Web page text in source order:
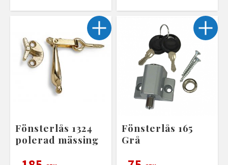
Fönsterlås 1324
polerad mässing
Fönsterlås 165
Grå